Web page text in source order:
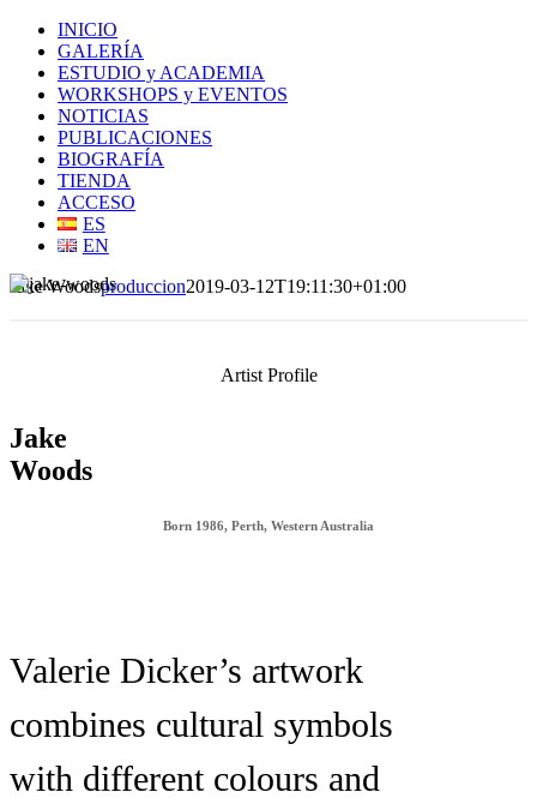
INICIO
GALERÍA
ESTUDIO y ACADEMIA
WORKSHOPS y EVENTOS
NOTICIAS
PUBLICACIONES
BIOGRAFÍA
TIENDA
ACCESO
ES
EN
Jake Woodsproduccion2019-03-12T19:11:30+01:00
Artist Profile
Jake
Woods
Born 1986, Perth, Western Australia
Valerie Dicker’s artwork
combines cultural symbols
with different colours and